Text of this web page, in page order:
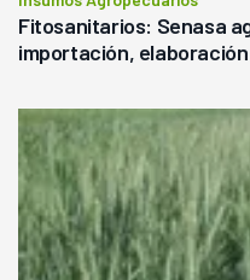
Fitosanitarios: Senasa
importación,